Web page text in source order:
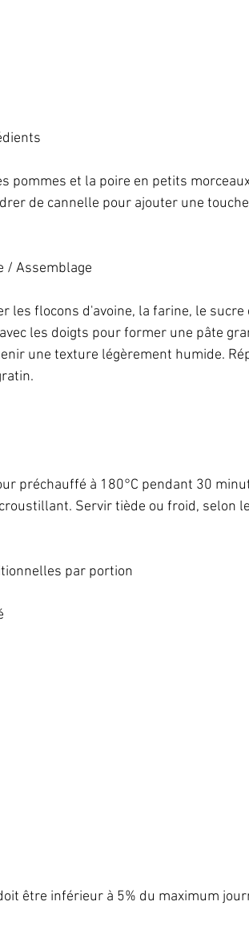
pommes et la poire en petits
de cannelle pour ajouter une
/ Assemblage
les flocons d'avoine, la farine, le
les doigts pour former une pâte
une texture légèrement humide.
préchauffé à 180°C pendant 30
Servir tiède ou froid, selon
par portion
être inférieur à 5% du maximum